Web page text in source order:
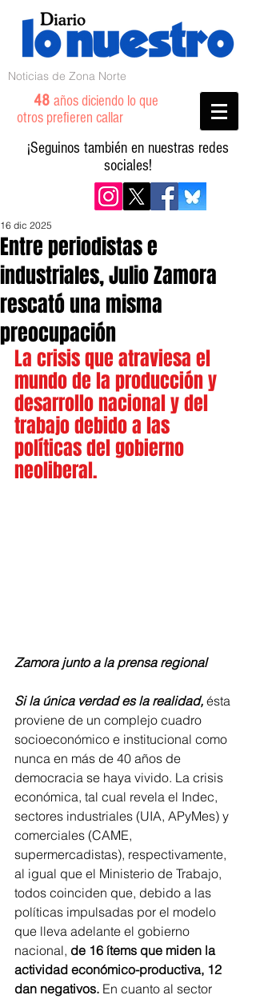
Noticias de Zona Norte
48 años diciendo lo que
otros prefieren callar
¡Seguinos también en nuestras redes
sociales!
Entre periodistas e
industriales, Julio Zamora
rescató una misma
preocupación
16 dic 2025
La crisis que atraviesa el
mundo de la producción y
desarrollo nacional y del
trabajo debido a las
políticas del gobierno
neoliberal.
Zamora junto a la prensa regional
Si la única verdad es la realidad, ésta
proviene de un complejo cuadro
socioeconómico e institucional como
nunca en más de 40 años de
democracia se haya vivido. La crisis
económica, tal cual revela el Indec,
sectores industriales (UIA, APyMes) y
comerciales (CAME,
supermercadistas), respectivamente,
al igual que el Ministerio de Trabajo,
todos coinciden que, debido a las
políticas impulsadas por el modelo
que lleva adelante el gobierno
nacional, de 16 ítems que miden la
actividad económico-productiva, 12
dan negativos. En cuanto al sector